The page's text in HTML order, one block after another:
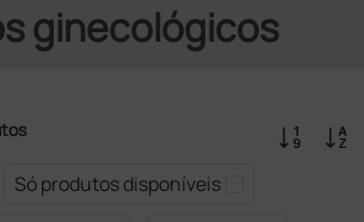
ginecológicos
Só produtos disponíveis